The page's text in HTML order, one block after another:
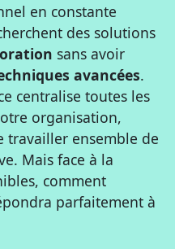
en constante
des solutions
sans avoir
avancées.
centralise toutes les
organisation,
travailler ensemble de
Mais face à la
comment
parfaitement à